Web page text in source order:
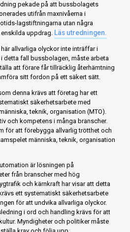
pekade på att bussbolagets
utifrån maxnivåerna i
lagstiftningarna utan några
uppdrag. Läs utredningen.
allvarliga olyckor inte inträffar i
detta fall bussbolagen, måste arbeta
att förare får tillräcklig återhämtning
sitt fordon på ett säkert sätt.
denna krävs att företag har ett
säkerhetsarbete med
teknik, organisation (MTO).
och kompetens i många branscher.
för att förebygga allvarlig trötthet och
människa, teknik, organisation
är lösningen på
från branscher med hög
och kärnkraft har visar att detta
ett systematiskt säkerhetsarbete
för att undvika allvarliga olyckor.
i ord och handling krävs för att
Myndigheter och politiker måste